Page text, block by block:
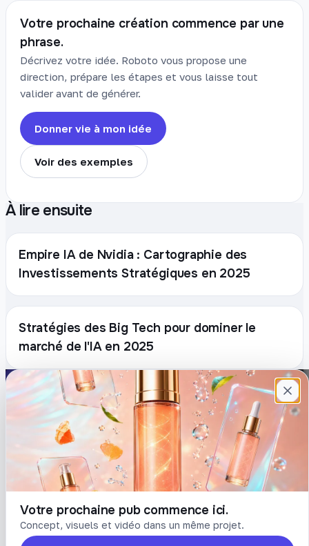
Votre prochaine création commence par une
phrase.
Décrivez votre idée. Roboto vous propose une
direction, prépare les étapes et vous laisse tout
valider avant de générer.
Donner vie à mon idée
Voir des exemples
À lire ensuite
Empire IA de Nvidia : Cartographie des
Investissements Stratégiques en 2025
Stratégies des Big Tech pour dominer le
marché de l'IA en 2025
Votre prochaine pub commence ici.
Concept, visuels et vidéo dans un même projet.
Plateforme française de création de
contenu avec l’IA. Demandez, Roboto crée.
Prompts
Blog
Tarifs
COMPTE
Connexion
Créer un compte
Mot de passe oublié
LÉGAL